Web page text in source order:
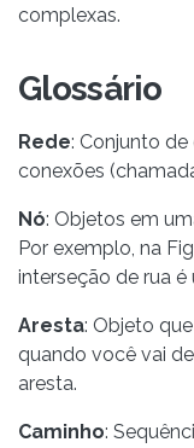
complexas.
Glossário
Rede: Conjunto de
conexões
Nó: Objetos em
Por exemplo, na
interseção de rua é
Aresta: Objeto
quando você vai
aresta.
Caminho: